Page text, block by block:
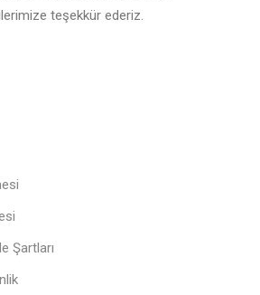
teşekkür ederiz.
Şartları